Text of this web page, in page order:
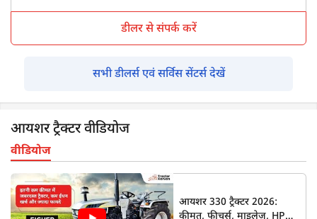
डीलर से संपर्क करें
सभी डीलर्स एवं सर्विस सेंटर्स देखें
आयशर ट्रैक्टर वीडियोज
वीडियोज
आयशर 330 ट्रैक्टर 2026:
कीमत, फीचर्स, माइलेज, HP